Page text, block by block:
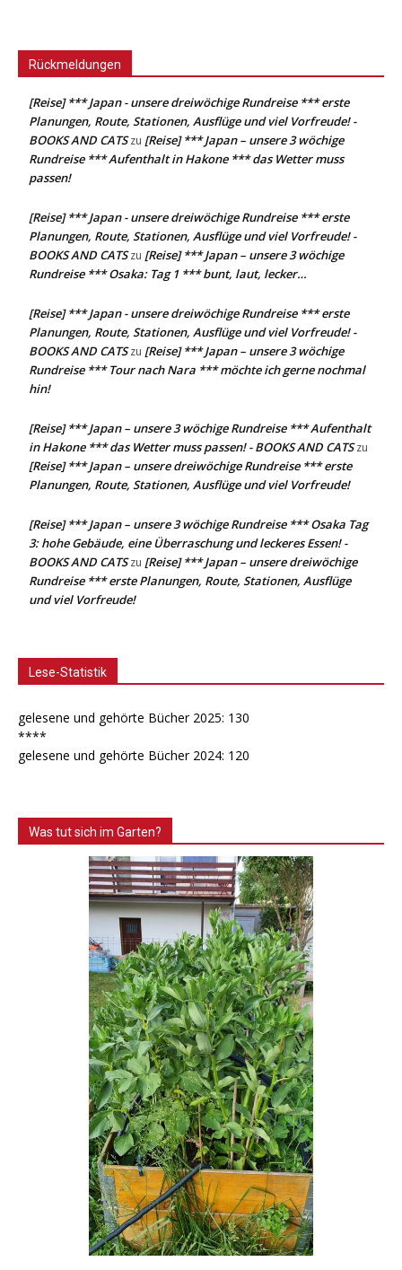
Rückmeldungen
[Reise] *** Japan - unsere dreiwöchige Rundreise *** erste
Planungen, Route, Stationen, Ausflüge und viel Vorfreude! -
BOOKS AND CATSzu [Reise] *** Japan – unsere 3 wöchige
Rundreise *** Aufenthalt in Hakone *** das Wetter muss
passen!
[Reise] *** Japan - unsere dreiwöchige Rundreise *** erste
Planungen, Route, Stationen, Ausflüge und viel Vorfreude! -
BOOKS AND CATSzu [Reise] *** Japan – unsere 3 wöchige
Rundreise *** Osaka: Tag 1 *** bunt, laut, lecker…
[Reise] *** Japan - unsere dreiwöchige Rundreise *** erste
Planungen, Route, Stationen, Ausflüge und viel Vorfreude! -
BOOKS AND CATSzu [Reise] *** Japan – unsere 3 wöchige
Rundreise *** Tour nach Nara *** möchte ich gerne nochmal
hin!
[Reise] *** Japan – unsere 3 wöchige Rundreise *** Aufenthalt
in Hakone *** das Wetter muss passen! - BOOKS AND CATSzu
[Reise] *** Japan – unsere dreiwöchige Rundreise *** erste
Planungen, Route, Stationen, Ausflüge und viel Vorfreude!
[Reise] *** Japan – unsere 3 wöchige Rundreise *** Osaka Tag
3: hohe Gebäude, eine Überraschung und leckeres Essen! -
BOOKS AND CATSzu [Reise] *** Japan – unsere dreiwöchige
Rundreise *** erste Planungen, Route, Stationen, Ausflüge
und viel Vorfreude!
Lese-Statistik
gelesene und gehörte Bücher 2025: 130
****
gelesene und gehörte Bücher 2024: 120
Was tut sich im Garten?